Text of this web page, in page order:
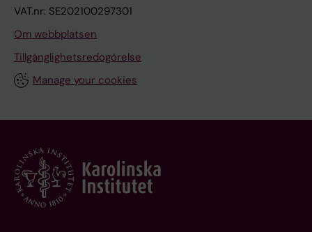
VAT.nr: SE202100297301
Om webbplatsen
Tillgänglighetsredogörelse
Manage your cookies